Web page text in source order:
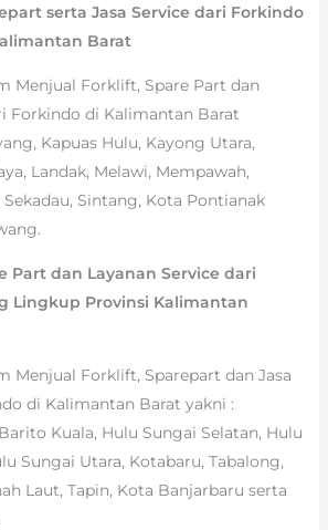
serta Jasa Service dari Forkindo
Barat
Menjual Forklift, Spare Part dan
Forkindo di Kalimantan Barat
Kapuas Hulu, Kayong Utara,
Landak, Melawi, Mempawah,
Sekadau, Sintang, Kota Pontianak
Part dan Layanan Service dari
Lingkup Provinsi Kalimantan
Menjual Forklift, Sparepart dan Jasa
di Kalimantan Barat yakni :
Kuala, Hulu Sungai Selatan, Hulu
Sungai Utara, Kotabaru, Tabalong,
Laut, Tapin, Kota Banjarbaru serta